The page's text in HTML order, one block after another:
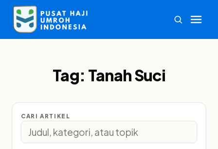
Tag: Tanah Suci
CARI ARTIKEL